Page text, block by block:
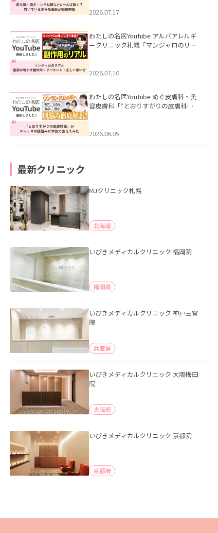
した。
2026.07.17
わたしの名医Youtube アルバアレルギ
ークリニック札幌「マンジャロのリア
た。
2026.07.10
わたしの名医Youtube めぐ皮膚科・美
容皮膚科「”とおりすがりの皮膚科
2026.06.05
最新クリニック
MJクリニック札幌
北海道
いびきメディカルクリニック 福岡院
福岡県
いびきメディカルクリニック 神戸三宮
院
兵庫県
いびきメディカルクリニック 大阪梅田
院
大阪府
いびきメディカルクリニック 京都院
京都府